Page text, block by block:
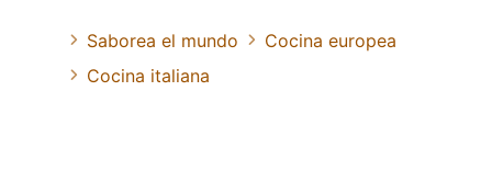
Saborea el mundo
Cocina europea
Cocina italiana